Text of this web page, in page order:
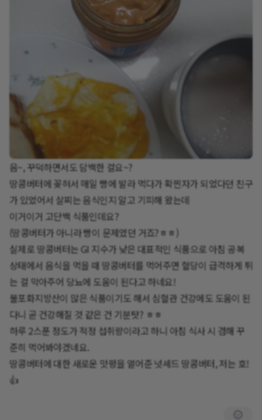
음~, 꾸덕하면서도 담백한 걸요~?
땅콩버터에 꽂혀서 매일 빵에 발라 먹다가 확찐자가 되었다던 친구
가 있었어서 살찌는 음식인지 알고 기피해 왔는데
이거이거 고단백 식품인데요?
(땅콩버터가 아니라 빵이 문제였던 거죠?ㅎㅎ)
실제로 땅콩버터는 GI 지수가 낮은 대표적인 식품으로 아침 공복
상태에서 음식을 먹을 때 땅콩버터를 먹어주면 혈당이 급격하게 튀
는 걸 막아주어 당뇨에 도움이 된다고 하네요!
불포화지방산이 많은 식품이기도 해서 심혈관 건강에도 도움이 된
다니 곧 건강해질 것 같은 건 기분탓? ㅎㅎ
하루 2스푼 정도가 적정 섭취량이라고 하니 아침 식사 시 겸해 꾸
준히 먹어봐야겠네요.
땅콩버터에 대한 새로운 맛평을 열어준 넛셰드 땅콩버터, 저는 호!
👍